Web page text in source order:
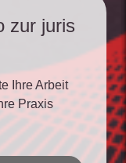
zur juris
Ihre Arbeit
Praxis